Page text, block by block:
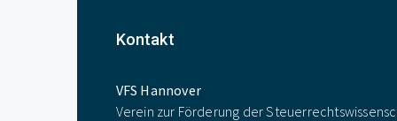
Kontakt
VFS Hannover
Verein zur Förderung der